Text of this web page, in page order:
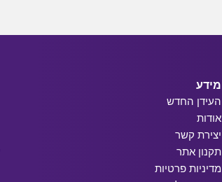
מידע
העידן החדש
אודות
יצירת קשר
תקנון אתר
מדיניות פרטיות